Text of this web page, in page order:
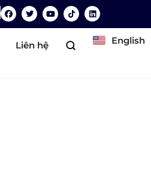
Liên hệ English